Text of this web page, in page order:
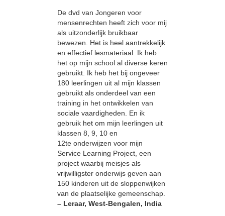
De dvd van Jongeren voor
mensenrechten heeft zich voor mij
als uitzonderlijk bruikbaar
bewezen. Het is heel aantrekkelijk
en effectief lesmateriaal. Ik heb
het op mijn school al diverse keren
gebruikt. Ik heb het bij ongeveer
180 leerlingen uit al mijn klassen
gebruikt als onderdeel van een
training in het ontwikkelen van
sociale vaardigheden. En ik
gebruik het om mijn leerlingen uit
klassen 8, 9, 10 en
12te onderwijzen voor mijn
Service Learning Project, een
project waarbij meisjes als
vrijwilligster onderwijs geven aan
150 kinderen uit de sloppenwijken
van de plaatselijke gemeenschap.
– Leraar, West-Bengalen, India